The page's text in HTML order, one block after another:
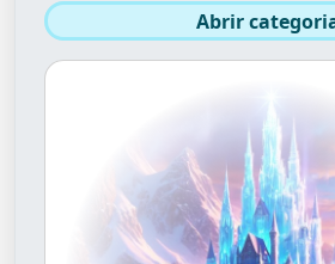
Abrir